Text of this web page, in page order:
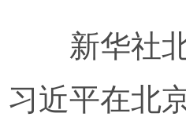
新华社北
习近平在北